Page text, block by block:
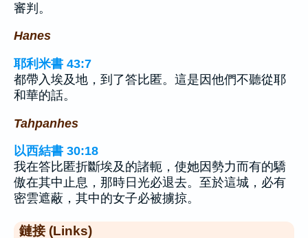
審判。
Hanes
耶利米書 43:7
都帶入埃及地，到了答比匿。這是因他們不聽從耶
和華的話。
Tahpanhes
以西結書 30:18
我在答比匿折斷埃及的諸軛，使她因勢力而有的驕
傲在其中止息，那時日光必退去。至於這城，必有
密雲遮蔽，其中的女子必被擄掠。
鏈接 (Links)